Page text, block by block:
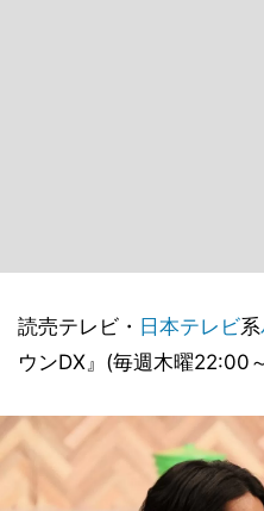
読売テレビ・ 日本テレビ系
ウンDX』(毎週木曜22:00